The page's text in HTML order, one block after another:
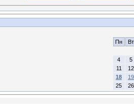
Пн Вт
4
5
11
12
18
19
25
26